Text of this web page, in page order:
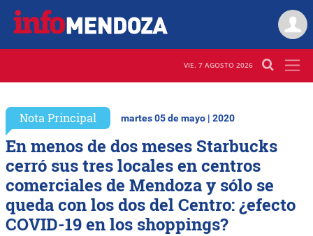
VIE. 7 AGOSTO 2026
Nota Principal martes 05 de mayo | 2020
En menos de dos meses Starbucks
cerró sus tres locales en centros
comerciales de Mendoza y sólo se
queda con los dos del Centro: ¿efecto
COVID-19 en los shoppings?